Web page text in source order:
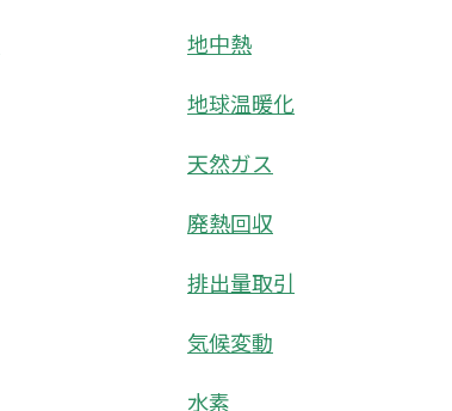
地中熱
地球温暖化
天然ガス
廃熱回収
排出量取引
気候変動
水素